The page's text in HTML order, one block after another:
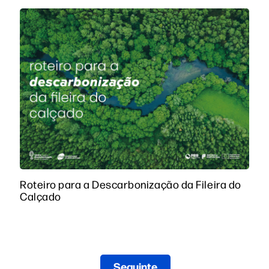
Roteiro para a Descarbonização da Fileira do
Calçado